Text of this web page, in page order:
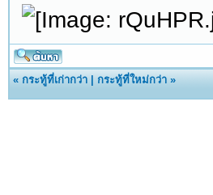
«กระทู้ที่เก่ากว่า |กระทู้ที่ใหม่กว่า »